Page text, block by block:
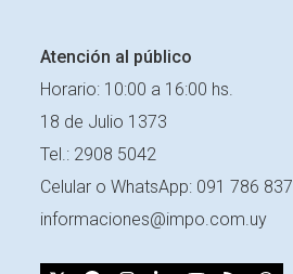
Atención al público
Horario: 10:00 a 16:00 hs.
18 de Julio 1373
Tel.: 2908 5042
Celular oWhatsApp: 091 786 837
informaciones@impo.com.uy